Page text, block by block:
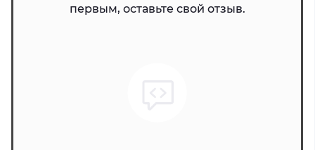
первым, оставьте свой отзыв.